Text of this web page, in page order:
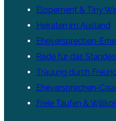
Elopement & Tiny
Heiraten im Ausland
Eheversprechen-
Rede für das
Trauung durch
Eheversprechen-
Freie Taufen &